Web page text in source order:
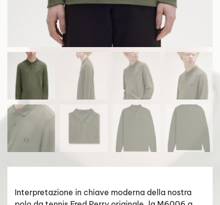
Interpretazione in chiave moderna della nostra